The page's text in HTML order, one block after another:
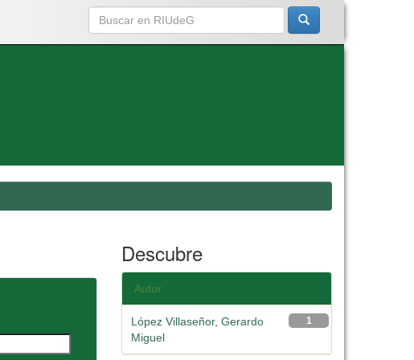
Descubre
Autor
1
López Villaseñor, Gerardo
Miguel